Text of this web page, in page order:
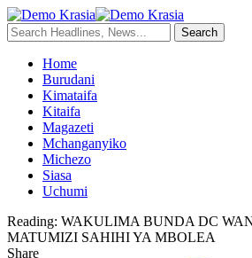
Home
Burudani
Kimataifa
Kitaifa
Magazeti
Mchanganyiko
Michezo
Siasa
Uchumi
Reading: WAKULIMA BUNDA DC
MATUMIZI SAHIHI YA MBOLEA
Share